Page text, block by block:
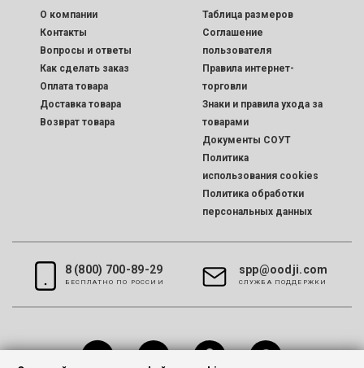
O компании
Контакты
Вопросы и ответы
Как сделать заказ
Оплата товара
Доставка товара
Возврат товара
Таблица размеров
Соглашение
пользователя
Правила интернет-
торговли
Знаки и правила ухода за
товарами
Документы СОУТ
Политика
использования cookies
Политика обработки
персональных данных
8 (800) 700-89-29
БЕСПЛАТНО ПО РОССИИ
spp@oodji.com
CЛУЖБА ПОДДЕРЖКИ